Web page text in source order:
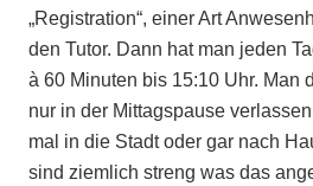
„Registration“, einer Art
den Tutor. Dann hat man jeden
à 60 Minuten bis 15:10 Uhr. Man
nur in der Mittagspause
mal in die Stadt oder gar nach
sind ziemlich streng was das